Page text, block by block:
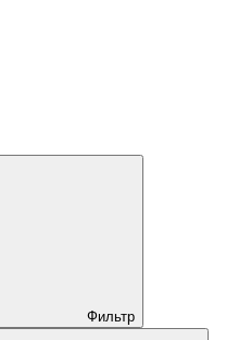
Фильтр